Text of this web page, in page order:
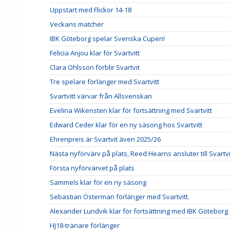
Uppstart med Flickor 14-18
Veckans matcher
IBK Göteborg spelar Svenska Cupen!
Felicia Anjou klar för Svartvitt
Clara Ohlsson förblir Svartvit
Tre spelare förlänger med Svartvitt
Svartvitt värvar från Allsvenskan
Evelina Wikensten klar för fortsättning med Svartvitt
Edward Ceder klar för en ny säsong hos Svartvitt
Ehrenpreis är Svartvit även 2025/26
Nästa nyförvärv på plats, Reed Hearns ansluter till
Första nyförvärvet på plats
Sammels klar för en ny säsong
Sebastian Österman förlänger med Svartvitt.
Alexander Lundvik klar för fortsättning med IBK Göteborg
HJ18-tränare förlänger